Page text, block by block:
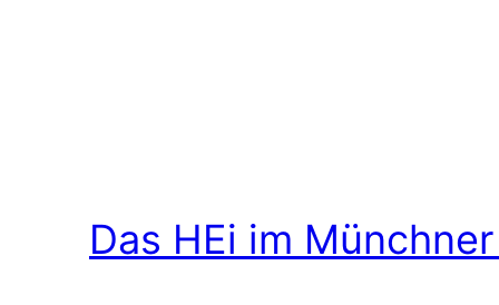
Das HEi im